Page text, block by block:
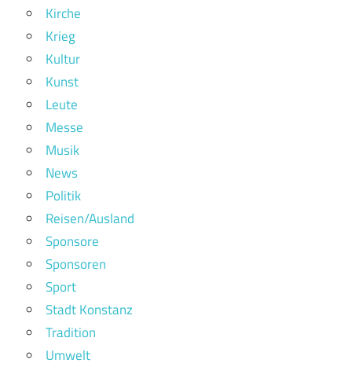
Kirche
Krieg
Kultur
Kunst
Leute
Messe
Musik
News
Politik
Reisen/Ausland
Sponsore
Sponsoren
Sport
Stadt Konstanz
Tradition
Umwelt